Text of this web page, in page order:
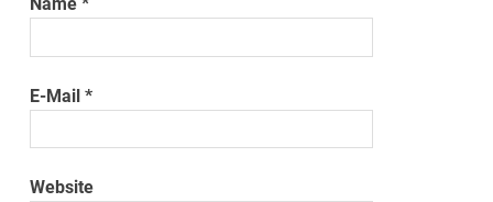
E-Mail*
Website